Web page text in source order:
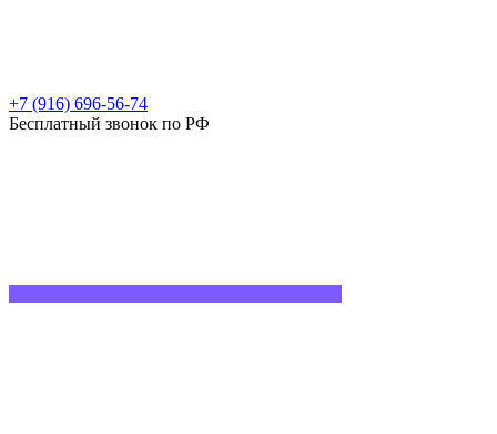
+7 (916) 696-56-74
Бесплатный звонок по РФ